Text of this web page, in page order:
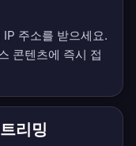
주소를 받으세요.
콘텐츠에 즉시 접
리밍